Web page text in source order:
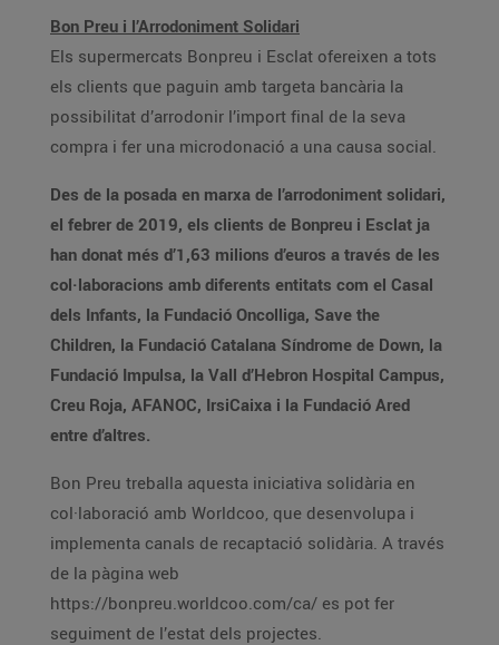
Bon Preu i l’Arrodoniment Solidari
Els supermercats Bonpreu i Esclat ofereixen a tots
els clients que paguin amb targeta bancària la
possibilitat d’arrodonir l’import final de la seva
compra i fer una microdonació a una causa social.
Des de la posada en marxa de l’arrodoniment solidari,
el febrer de 2019, els clients de Bonpreu i Esclat ja
han donat més d’1,63 milions d’euros a través de les
col·laboracions amb diferents entitats com el Casal
dels Infants, la Fundació Oncolliga, Save the
Children, la Fundació Catalana Síndrome de Down, la
Fundació Impulsa, la Vall d’Hebron Hospital Campus,
Creu Roja, AFANOC, IrsiCaixa i la Fundació Ared
entre d’altres.
Bon Preu treballa aquesta iniciativa solidària en
col·laboració amb Worldcoo, que desenvolupa i
implementa canals de recaptació solidària. A través
de la pàgina web
https://bonpreu.worldcoo.com/ca/ es pot fer
seguiment de l’estat dels projectes.